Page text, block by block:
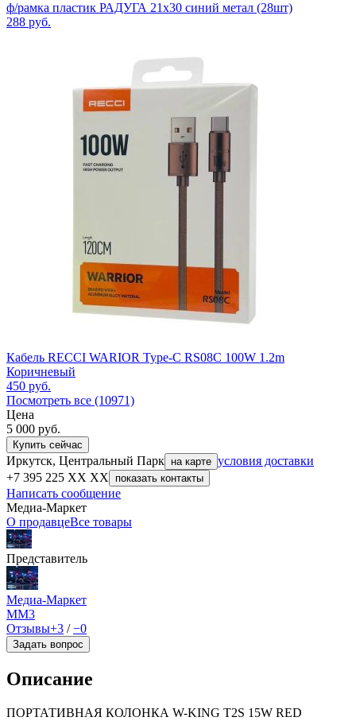
ф/рамка пластик РАДУГА 21х30 синий метал (28шт)
288 руб.
Кабель RECCI WARIOR Type-C RS08C 100W 1.2m
Коричневый
450 руб.
Посмотреть все (10971)
Цена
5 000 руб.
Купить сейчас
Иркутск, Центральный Парк на карте условия доставки
+7 395 225 XX XX
показать контакты
Написать сообщение
Медиа-Маркет
О продавцеВсе товары
Представитель
Медиа-Маркет
ММ3
Отзывы+3 /−0
Задать вопрос
Описание
ПОРТАТИВНАЯ КОЛОНКА W-KING T2S 15W RED